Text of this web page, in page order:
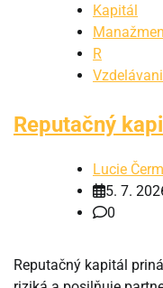
Kapitál
R
Reputačný
Lucie
5. 7.
0
Reputačný kapitál